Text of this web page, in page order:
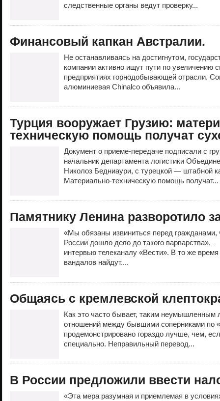
следственные органы ведут проверку...
Финансовый капкан Австралии.
Не останавливаясь на достигнутом,
компании активно ищут пути по увеличению
предприятиях горнодобывающей отрасли.
алюминиевая Chinalco объявила...
Турция вооружает Грузию:
техническую помощь получат
Документ о приеме-передаче подписали с
начальник департамента логистики
Николоз Бедниаури, с турецкой — штабной
Материально-техническую помощь получат...
Памятнику Ленина разворотило
«Мы обязаны извиниться перед гражданами,
России дошло дело до такого варварства»,
интервью телеканалу «Вести». В то же
вандалов найдут....
Общаясь с кремлевской
Как это часто бывает, таким неумышленным
отношений между бывшими соперниками по
продемонстрировано гораздо лучше, чем,
специально. Неправильный перевод...
В России предложили ввести
«Эта мера разумная и приемлемая в